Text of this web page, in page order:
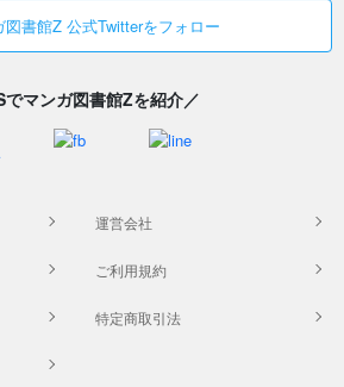
図書館Z 公式Twitterをフォロー
でマンガ図書館Zを紹介／
運営会社
ご利用規約
特定商取引法